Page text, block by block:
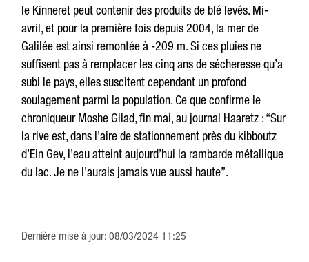
le Kinneret peut contenir des produits de blé levés. Mi-
avril, et pour la première fois depuis 2004, la mer de
Galilée est ainsi remontée à -209 m. Si ces pluies ne
suffisent pas à remplacer les cinq ans de sécheresse qu’a
subi le pays, elles suscitent cependant un profond
soulagement parmi la population. Ce que confirme le
chroniqueur Moshe Gilad, fin mai, au journal Haaretz : “Sur
la rive est, dans l’aire de stationnement près du kibboutz
d’Ein Gev, l’eau atteint aujourd’hui la rambarde métallique
du lac. Je ne l’aurais jamais vue aussi haute”.
Dernière mise à jour: 08/03/2024 11:25